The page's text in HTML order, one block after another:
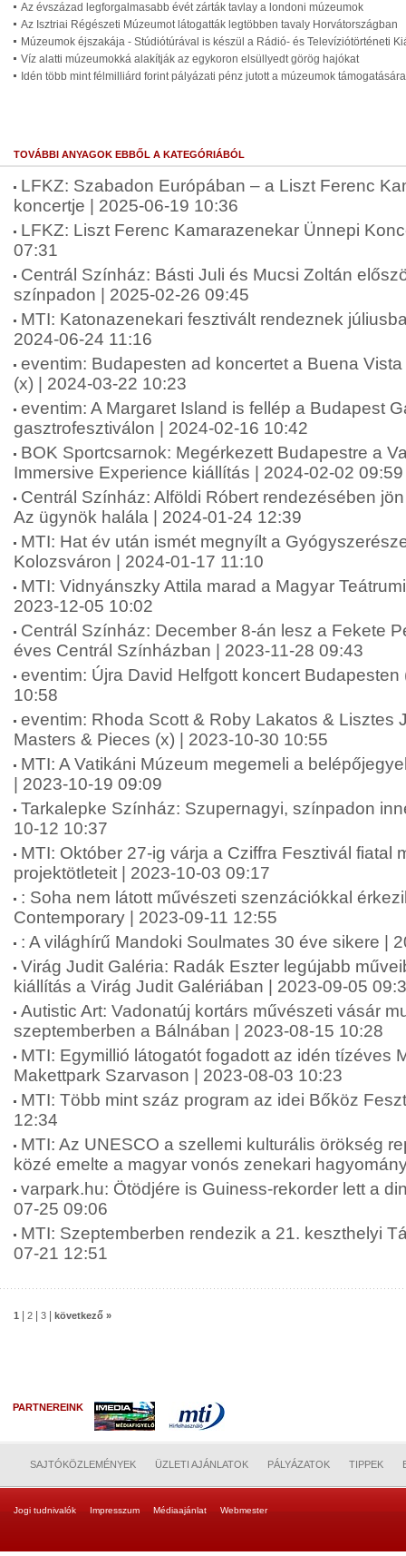
Az évszázad legforgalmasabb évét zárták tavlay a londoni múzeumok
Az Isztriai Régészeti Múzeumot látogatták legtöbben tavaly Horvátországban
Múzeumok éjszakája - Stúdiótúrával is készül a Rádió- és Televíziótörténeti
Víz alatti múzeumokká alakítják az egykoron elsüllyedt görög hajókat
Idén több mint félmilliárd forint pályázati pénz jutott a múzeumok támogatására
TOVÁBBI ANYAGOK EBBŐL A KATEGÓRIÁBÓL
LFKZ: Szabadon Európában – a Liszt Ferenc
koncertje | 2025-06-19 10:36
LFKZ: Liszt Ferenc Kamarazenekar Ünnepi
07:31
Centrál Színház: Básti Juli és Mucsi Zoltán
színpadon | 2025-02-26 09:45
MTI: Katonazenekari fesztivált rendeznek
2024-06-24 11:16
eventim: Budapesten ad koncertet a Buena
(x) | 2024-03-22 10:23
eventim: A Margaret Island is fellép a Budapest
gasztrofesztiválon | 2024-02-16 10:42
BOK Sportcsarnok: Megérkezett Budapestre a
Immersive Experience kiállítás | 2024-02-02 09:59
Centrál Színház: Alföldi Róbert rendezésében
Az ügynök halála | 2024-01-24 12:39
MTI: Hat év után ismét megnyílt a
Kolozsváron | 2024-01-17 11:10
MTI: Vidnyánszky Attila marad a Magyar
2023-12-05 10:02
Centrál Színház: December 8-án lesz a Fekete
éves Centrál Színházban | 2023-11-28 09:43
eventim: Újra David Helfgott koncert Budapesten
10:58
eventim: Rhoda Scott & Roby Lakatos & Lisztes
Masters & Pieces (x) | 2023-10-30 10:55
MTI: A Vatikáni Múzeum megemeli a
| 2023-10-19 09:09
Tarkalepke Színház: Szupernagyi, színpadon
10-12 10:37
MTI: Október 27-ig várja a Cziffra Fesztivál fiatal
projektötleteit | 2023-10-03 09:17
: Soha nem látott művészeti szenzációkkal
Contemporary | 2023-09-11 12:55
: A világhírű Mandoki Soulmates 30 éve sikere |
Virág Judit Galéria: Radák Eszter legújabb
kiállítás a Virág Judit Galériában | 2023-09-05
Autistic Art: Vadonatúj kortárs művészeti vásár
szeptemberben a Bálnában | 2023-08-15 10:28
MTI: Egymillió látogatót fogadott az idén tízéves
Makettpark Szarvason | 2023-08-03 10:23
MTI: Több mint száz program az idei Bőköz
12:34
MTI: Az UNESCO a szellemi kulturális örökség
közé emelte a magyar vonós zenekari
varpark.hu: Ötödjére is Guiness-rekorder lett a
07-25 09:06
MTI: Szeptemberben rendezik a 21. keszthelyi
07-21 12:51
1 2 3 következő »
PARTNEREINK
SAJTÓKÖZLEMÉNYEK ÜZLETI AJÁNLATOK PÁLYÁZATOK TIPPEK
Jogi tudnivalók Impresszum Médiaajánlat Webmester